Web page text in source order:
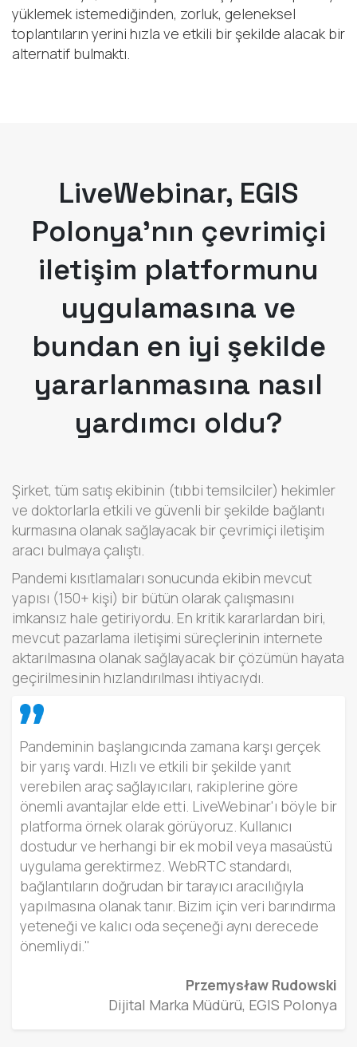
yüklemek istemediğinden, zorluk, geleneksel
toplantıların yerini hızla ve etkili bir şekilde alacak bir
alternatif bulmaktı.
LiveWebinar, EGIS
Polonya'nın çevrimiçi
iletişim platformunu
uygulamasına ve
bundan en iyi şekilde
yararlanmasına nasıl
yardımcı oldu?
Şirket, tüm satış ekibinin (tıbbi temsilciler) hekimler
ve doktorlarla etkili ve güvenli bir şekilde bağlantı
kurmasına olanak sağlayacak bir çevrimiçi iletişim
aracı bulmaya çalıştı.
Pandemi kısıtlamaları sonucunda ekibin mevcut
yapısı (150+ kişi) bir bütün olarak çalışmasını
imkansız hale getiriyordu. En kritik kararlardan biri,
mevcut pazarlama iletişimi süreçlerinin internete
aktarılmasına olanak sağlayacak bir çözümün hayata
geçirilmesinin hızlandırılması ihtiyacıydı.
Pandeminin başlangıcında zamana karşı gerçek
bir yarış vardı. Hızlı ve etkili bir şekilde yanıt
verebilen araç sağlayıcıları, rakiplerine göre
önemli avantajlar elde etti. LiveWebinar'ı böyle bir
platforma örnek olarak görüyoruz. Kullanıcı
dostudur ve herhangi bir ek mobil veya masaüstü
uygulama gerektirmez. WebRTC standardı,
bağlantıların doğrudan bir tarayıcı aracılığıyla
yapılmasına olanak tanır. Bizim için veri barındırma
yeteneği ve kalıcı oda seçeneği aynı derecede
önemliydi."
Przemysław Rudowski
Dijital Marka Müdürü, EGIS Polonya